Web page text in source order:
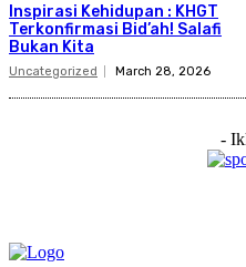
Inspirasi Kehidupan : KHGT
Terkonfirmasi Bid’ah! Salafi
Bukan Kita
Uncategorized March 28, 2026
-